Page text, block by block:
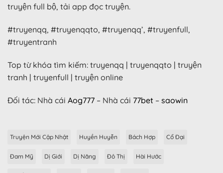
truyện full bộ, tải app đọc truyện.
#truyenqq, #truyenqqto, #truyenqq’, #truyenfull,
#truyentranh
Top từ khóa tìm kiếm: truyenqq | truyenqqto | truyện
tranh | truyenfull | truyện online
Đối tác: Nhà cái Aog777 – Nhà cái 77bet – saowin
Truyện Mới Cập Nhật Huyền Huyễn Bách Hợp Cổ Đại
Đam Mỹ Dị Giới Dị Năng Đô Thị Hài Hước